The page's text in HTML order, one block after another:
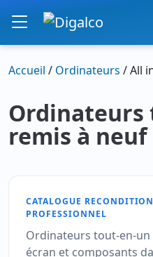
Navigation
Accueil / Ordinateurs / All
Ordinateurs
remis à neuf
CATALOGUE
PROFESSIONNEL
Ordinateurs tout-en-
écran et composants